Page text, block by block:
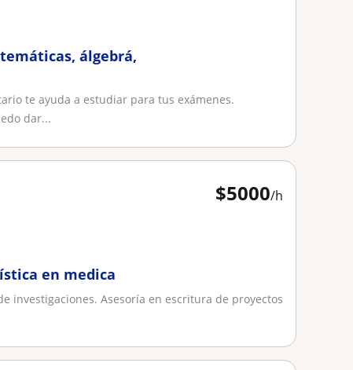
álgebrá,
te ayuda a estudiar para tus exámenes.
dar...
$5000/h
en medica
investigaciones. Asesoría en escritura de proyectos